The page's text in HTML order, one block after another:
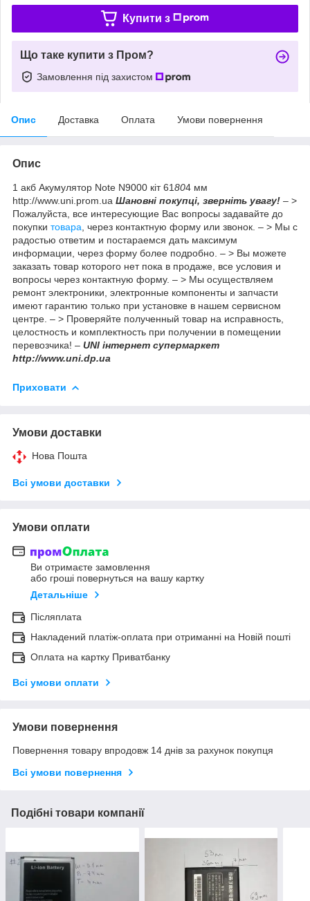
Купити з
Що таке купити з Пром?
Замовлення під захистом
Опис Доставка Оплата Умови повернення
Опис
1 акб Акумулятор Note N9000 кіт 61804 мм
http://www.uni.prom.ua Шановні покупці, зверніть увагу! – >
Пожалуйста, все интересующие Вас вопросы задавайте до
покупки товара , через контактную форму или звонок. – > Мы с
радостью ответим и постараемся дать максимум
информации, через форму более подробно. – > Вы можете
заказать товар которого нет пока в продаже, все условия и
вопросы через контактную форму. – > Мы осуществляем
ремонт электроники, электронные компоненты и запчасти
имеют гарантию только при установке в нашем сервисном
центре. – > Проверяйте полученный товар на исправность,
целостность и комплектность при получении в помещении
перевозчика! – UNI інтернет супермаркет
http://www.uni.dp.ua
Приховати
Умови доставки
Нова Пошта
Всі умови доставки
Умови оплати
Ви отримаєте замовлення
або гроші повернуться на вашу картку
Детальніше
Післяплата
Накладений платіж-оплата при отриманні на Новій пошті
Оплата на картку Приватбанку
Всі умови оплати
Умови повернення
Повернення товару впродовж 14 днів за рахунок покупця
Всі умови повернення
Подібні товари компанії